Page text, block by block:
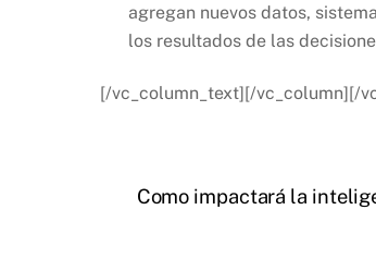
agregan nuevos datos,
los resultados de las
[/vc_column_text][/vc_column][/
Como impactará la